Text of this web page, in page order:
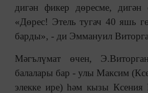
дигән фикер дөресме, дигән
«Дөрес! Этель тугач 40 яшь
барды», - ди Эммануил
Мәгълүмат өчен,
балалары бар - улы Максим
элекке ире) һәм кызы Ксения